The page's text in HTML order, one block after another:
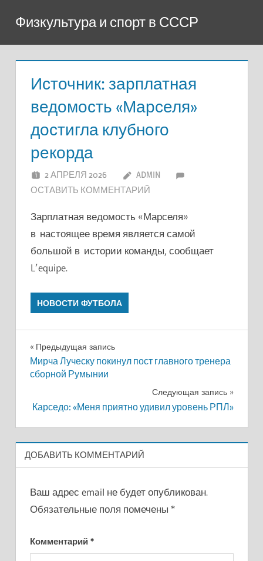
содержимому
Физкультура и спорт в СССР
Источник: зарплатная
ведомость «Марселя»
достигла клубного
рекорда
2 АПРЕЛЯ 2026
ADMIN
ОСТАВИТЬ КОММЕНТАРИЙ
Зарплатная ведомость «Марселя»
в настоящее время является самой
большой в истории команды, сообщает
L’equipe.
НОВОСТИ ФУТБОЛА
Навигация
по
Предыдущая запись
Мирча Луческу покинул пост главного тренера
сборной Румынии
Следующая запись
Карседо: «Меня приятно удивил уровень РПЛ»
ДОБАВИТЬ КОММЕНТАРИЙ
Ваш адрес email не будет опубликован.
Обязательные поля помечены *
Комментарий *